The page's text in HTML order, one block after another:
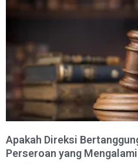
Apakah Direksi
Perseroan yang